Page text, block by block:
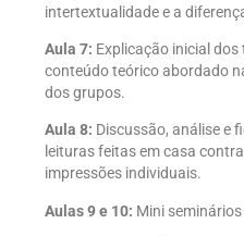
intertextualidade e a
Aula 7: Explicação inicial
conteúdo teórico abordado
dos grupos.
Aula 8: Discussão, análise e
leituras feitas em casa
impressões individuais.
Aulas 9 e 10: Mini